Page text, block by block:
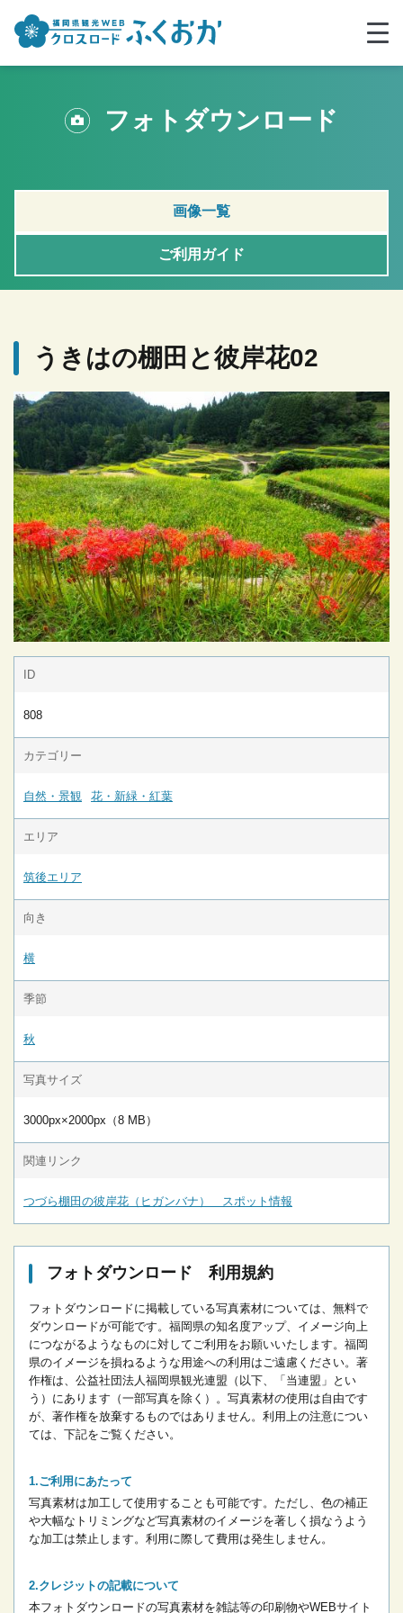
フォトダウンロード
画像一覧
ご利用ガイド
うきはの棚田と彼岸花02
ID
808
カテゴリー
自然・景観 花・新緑・紅葉
エリア
筑後エリア
向き
横
季節
秋
写真サイズ
3000px×2000px（8 MB）
関連リンク
つづら棚田の彼岸花（ヒガンバナ） スポット情報
フォトダウンロード 利用規約
フォトダウンロードに掲載している写真素材については、無料で
ダウンロードが可能です。 福岡県の知名度アップ、イメージ向上
につながるようなものに対してご利用をお願いいたします。 福岡
県のイメージを損ねるような用途への利用はご遠慮ください。 著
作権は、公益社団法人福岡県観光連盟（以下、「当連盟」とい
う）にあります（一部写真を除く）。写真素材の使用は自由です
が、著作権を放棄するものではありません。 利用上の注意につい
ては、下記をご覧ください。
ご利用にあたって
写真素材は加工して使用することも可能です。ただし、色の補正
や大幅なトリミングなど写真素材のイメージを著しく損なうよう
な加工は禁止します。 利用に際して費用は発生しません。
クレジットの記載について
本フォトダウンロードの写真素材を雑誌等の印刷物やWEBサイト